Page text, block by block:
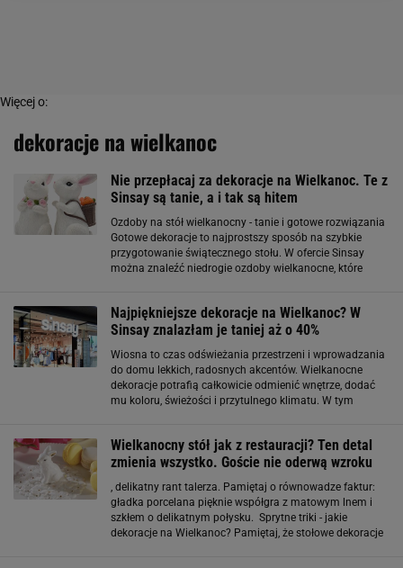
Więcej o:
dekoracje na wielkanoc
Nie przepłacaj za dekoracje na Wielkanoc. Te z
Sinsay są tanie, a i tak są hitem
Ozdoby na stół wielkanocny - tanie i gotowe rozwiązania
Gotowe dekoracje to najprostszy sposób na szybkie
przygotowanie świątecznego stołu. W ofercie Sinsay
można znaleźć niedrogie ozdoby wielkanocne, które
Najpiękniejsze dekoracje na Wielkanoc? W
Sinsay znalazłam je taniej aż o 40%
Wiosna to czas odświeżania przestrzeni i wprowadzania
do domu lekkich, radosnych akcentów. Wielkanocne
dekoracje potrafią całkowicie odmienić wnętrze, dodać
mu koloru, świeżości i przytulnego klimatu. W tym
Wielkanocny stół jak z restauracji? Ten detal
zmienia wszystko. Goście nie oderwą wzroku
, delikatny rant talerza. Pamiętaj o równowadze faktur:
gładka porcelana pięknie współgra z matowym lnem i
szkłem o delikatnym połysku. Sprytne triki - jakie
dekoracje na Wielkanoc? Pamiętaj, że stołowe dekoracje